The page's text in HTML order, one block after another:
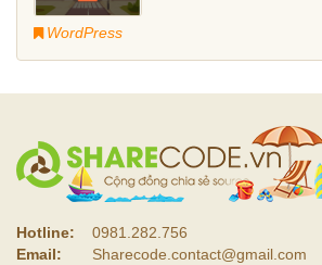
WordPress
Hotline:
0981.282.756
Email:
Sharecode.contact@gmail.com